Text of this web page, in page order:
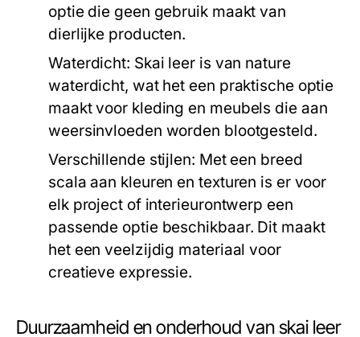
optie die geen gebruik maakt van
dierlijke producten.
Waterdicht: Skai leer is van nature
waterdicht, wat het een praktische optie
maakt voor kleding en meubels die aan
weersinvloeden worden blootgesteld.
Verschillende stijlen: Met een breed
scala aan kleuren en texturen is er voor
elk project of interieurontwerp een
passende optie beschikbaar. Dit maakt
het een veelzijdig materiaal voor
creatieve expressie.
Duurzaamheid en onderhoud van skai leer